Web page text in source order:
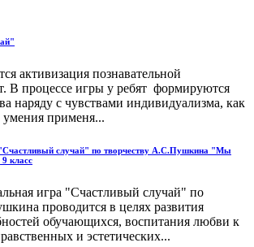
активизация познавательной
В процессе игры у ребят формируются
наряду с чувствами индивидуализма, как
умения применя...
"Счастливый случай" по творчеству А.С.Пушкина "Мы
класс
игра "Счастливый случай" по
проводится в целях развития
обучающихся, воспитания любви к
и эстетических...